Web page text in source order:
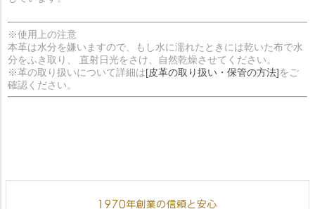
※使用上の注意
本革は水分を嫌いますので、もし水に濡れたときには乾いた布で水
分をふき取り、 直射日光をさけ、自然乾燥させてください。
※革の取り扱いについて詳細は[皮革の取り扱い・保管の方法]をご
確認ください。